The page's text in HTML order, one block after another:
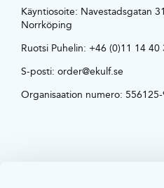
Käyntiosoite: Navestadsgatan
Norrköping
Ruotsi Puhelin: +46 (0)11 14 40
S-posti: order@ekulf.se
Organisaation numero: